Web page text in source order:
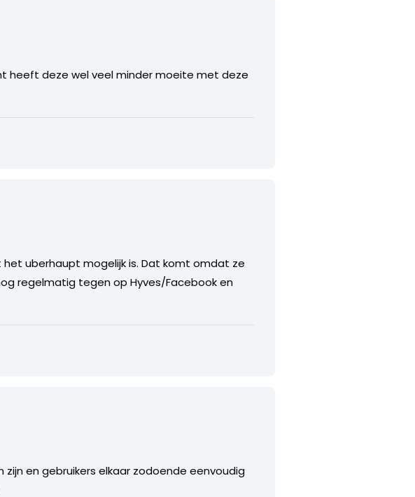
heeft deze wel veel minder moeite met deze
uberhaupt mogelijk is. Dat komt omdat ze
regelmatig tegen op Hyves/Facebook en
en gebruikers elkaar zodoende eenvoudig